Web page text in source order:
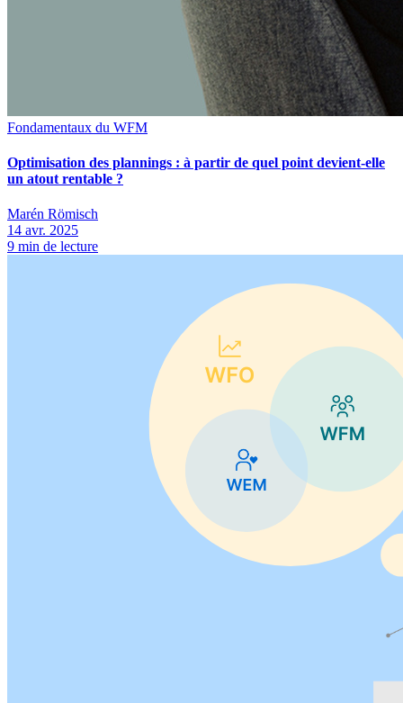
Fondamentaux du WFM
Optimisation des plannings : à partir de quel point devient-elle
un atout rentable ?
Marén Römisch
14 avr. 2025
9 min de lecture